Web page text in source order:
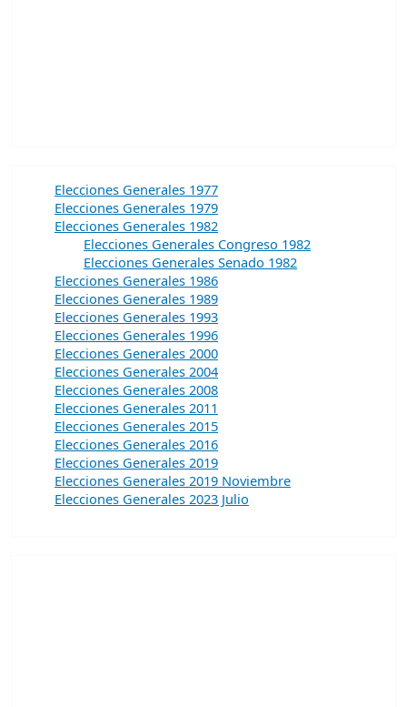
Elecciones Generales 1977
Elecciones Generales 1979
Elecciones Generales 1982
Elecciones Generales Congreso 1982
Elecciones Generales Senado 1982
Elecciones Generales 1986
Elecciones Generales 1989
Elecciones Generales 1993
Elecciones Generales 1996
Elecciones Generales 2000
Elecciones Generales 2004
Elecciones Generales 2008
Elecciones Generales 2011
Elecciones Generales 2015
Elecciones Generales 2016
Elecciones Generales 2019
Elecciones Generales 2019 Noviembre
Elecciones Generales 2023 Julio